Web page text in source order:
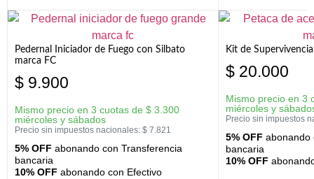
Pedernal Iniciador de Fuego con Silbato
marca FC
$ 9.900
Mismo precio en 3 cuotas de $ 3.300
miércoles y sábados
Precio sin impuestos nacionales: $ 7.821
5% OFF abonando con Transferencia
bancaria
10% OFF abonando con Efectivo
Kit de
$ 20.000
Mismo precio en 3
miércoles y
Precio sin impuestos
5% OFF abonando
bancaria
10% OFF